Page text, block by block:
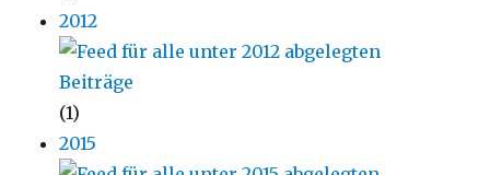
2012
(1)
2015